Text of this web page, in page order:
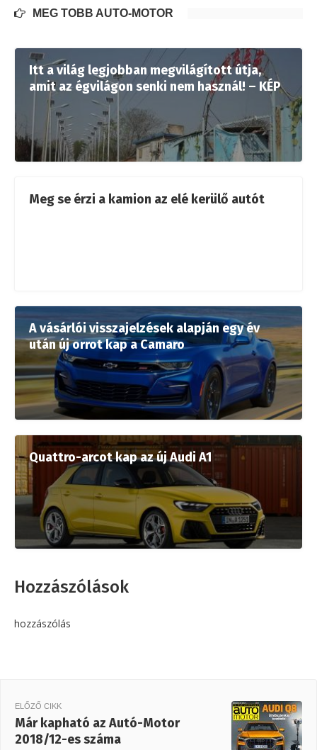
MÉG TÖBB AUTÓ-MOTOR
Itt a világ legjobban megvilágított útja,
amit az égvilágon senki nem használ! – KÉP
Meg se érzi a kamion az elé kerülő autót
A vásárlói visszajelzések alapján egy év
után új orrot kap a Camaro
Quattro-arcot kap az új Audi A1
Hozzászólások
hozzászólás
ELŐZŐ CIKK
Már kapható az Autó-Motor
2018/12-es száma